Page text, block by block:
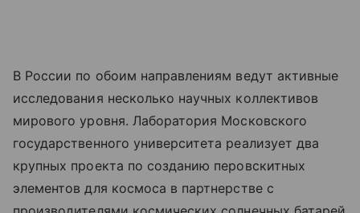
В России по обоим направлениям ведут активные
исследования несколько научных коллективов
мирового уровня. Лаборатория Московского
государственного университета реализует два
крупных проекта по созданию перовскитных
элементов для космоса в партнерстве с